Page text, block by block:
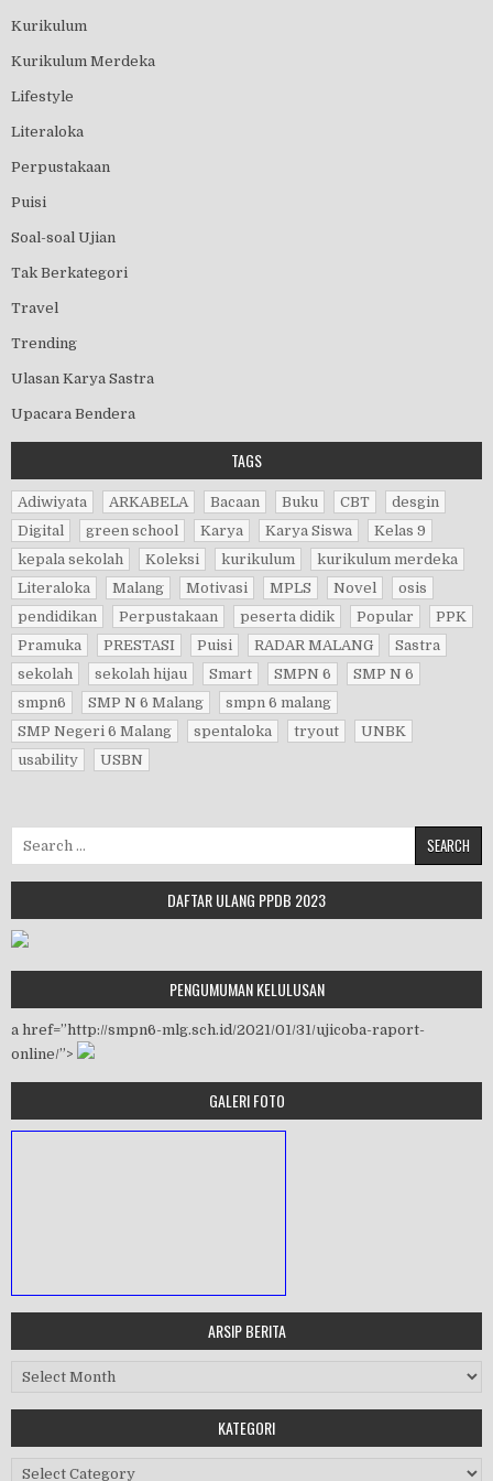
Kurikulum
Kurikulum Merdeka
Lifestyle
Literaloka
Perpustakaan
Puisi
Soal-soal Ujian
Tak Berkategori
Travel
Trending
Ulasan Karya Sastra
Upacara Bendera
TAGS
Adiwiyata ARKABELA Bacaan Buku CBT
desgin
Digital
green school Karya Karya Siswa
Kelas 9
kepala sekolah
Koleksi kurikulum
kurikulum merdeka
Literaloka
Malang Motivasi MPLS Novel
osis
pendidikan
Perpustakaan peserta didik Popular
PPK
Pramuka
PRESTASI Puisi RADAR MALANG
Sastra
sekolah
sekolah hijau Smart SMPN 6
SMP N 6
smpn6
SMP N 6 Malang
smpn 6 malang
SMP Negeri 6 Malang
spentaloka tryout
UNBK
usability
USBN
DAFTAR ULANG PPDB 2023
PENGUMUMAN KELULUSAN
a href=”http://smpn6-mlg.sch.id/2021/01/31/ujicoba-raport-
online/”>
GALERI FOTO
Workshop Perangkat 2019
ARSIP BERITA
Arsip Berita
KATEGORI
Kategori